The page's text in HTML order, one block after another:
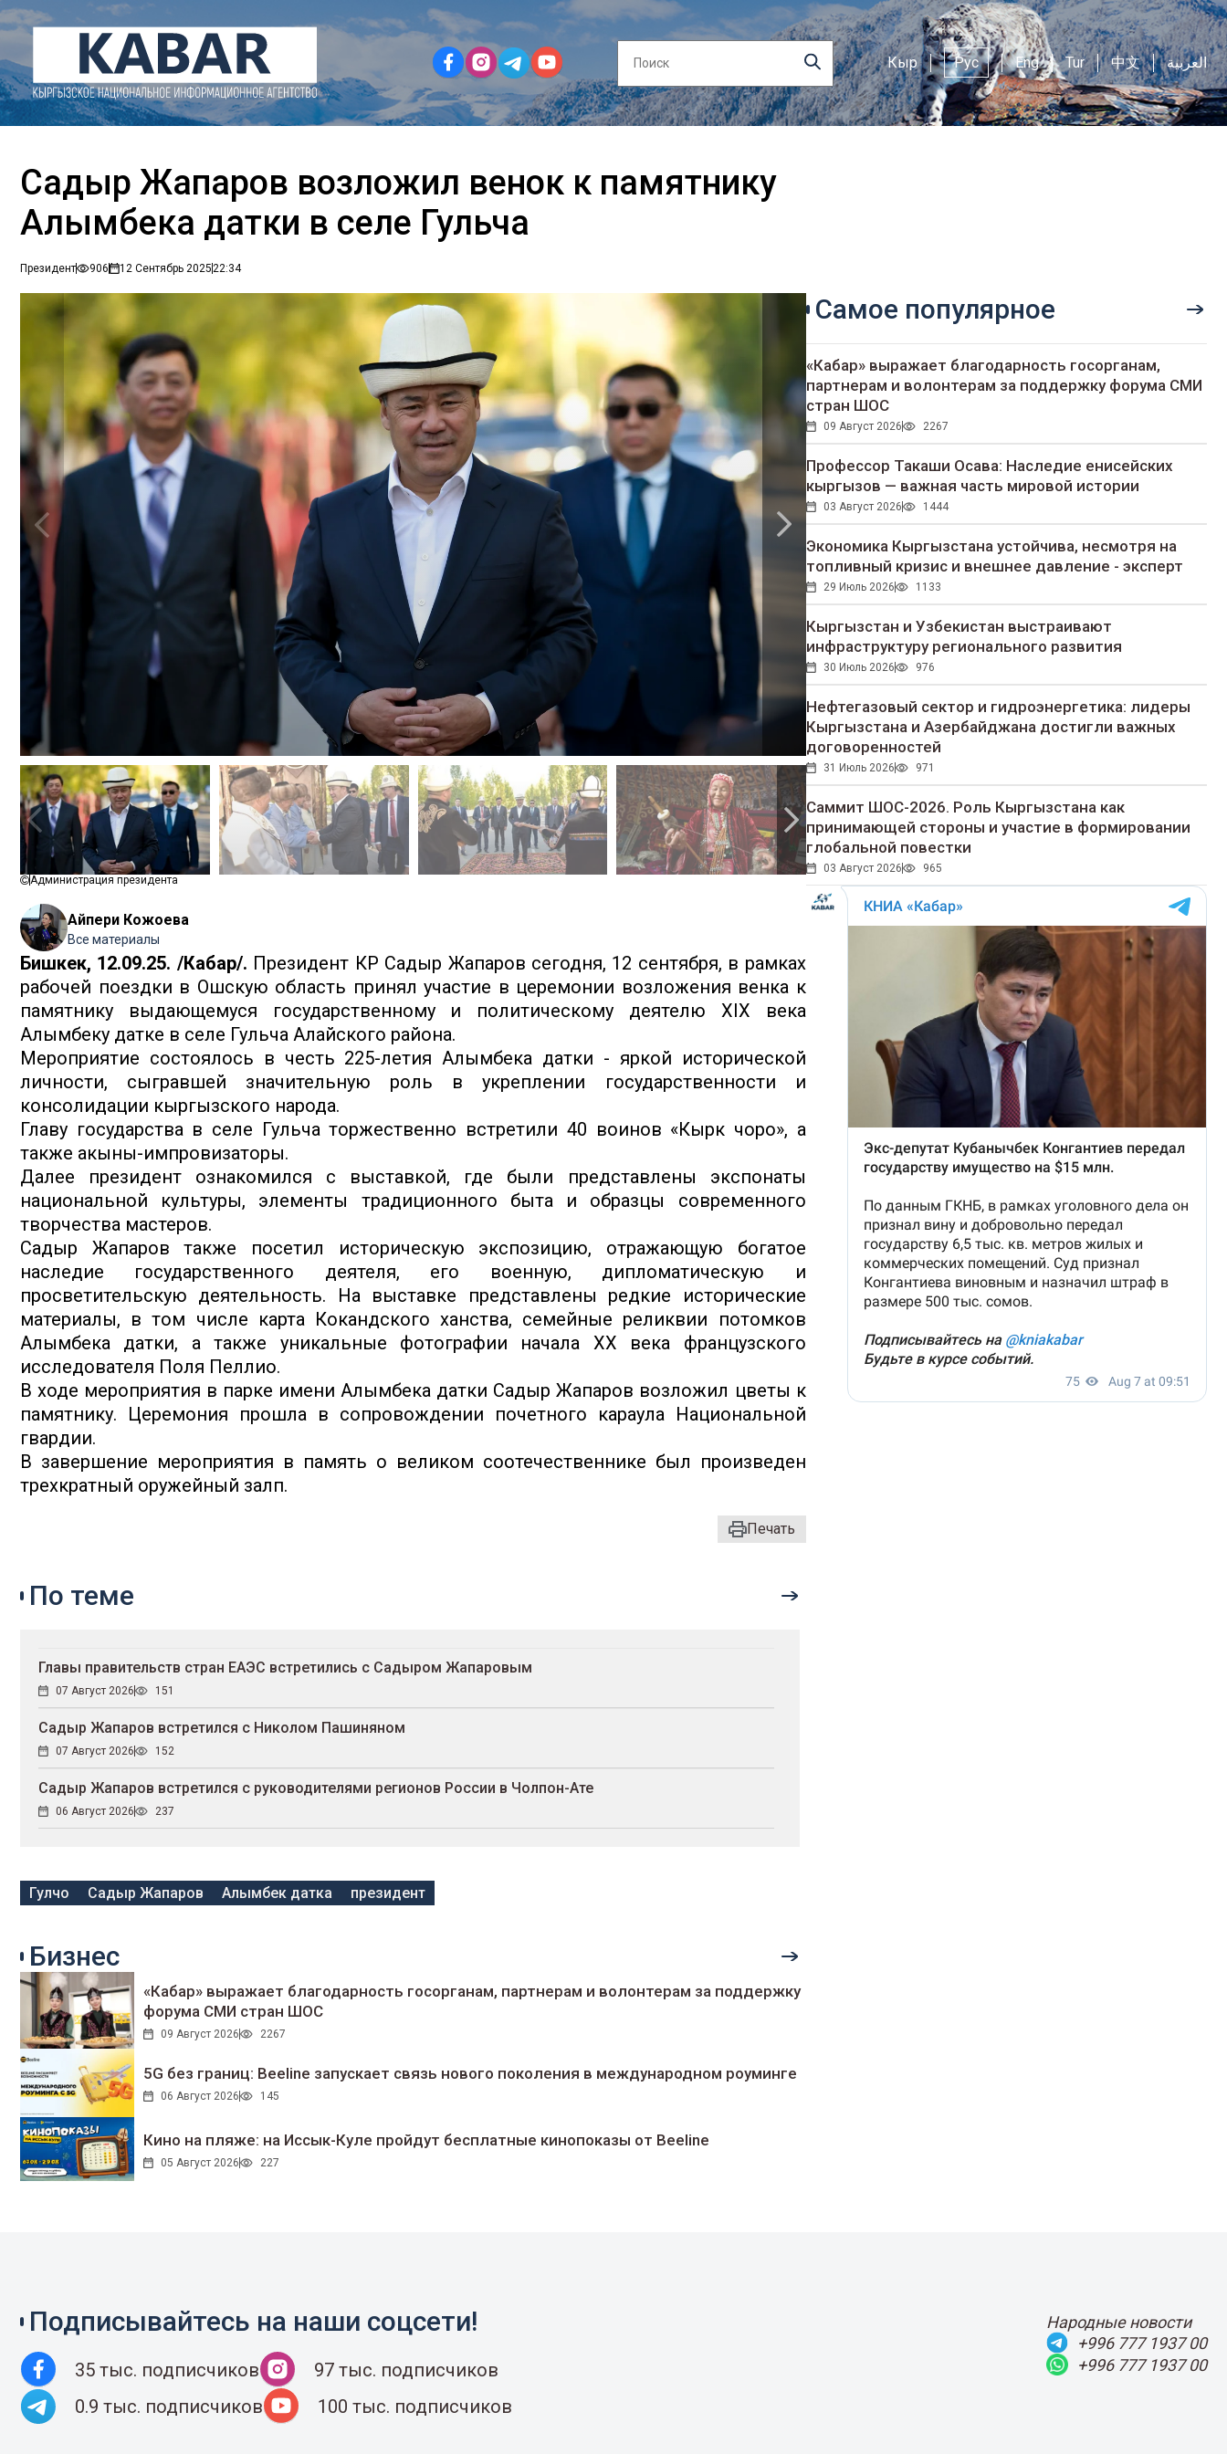
Кыр Рус Eng Tur 中文 العربية
Садыр Жапаров возложил венок к памятнику
Алымбека датки в селе Гульча
Президент 906 12 Сентябрь 202522:34
Администрация президента
Айпери Кожоева
Все материалы
Бишкек, 12.09.25. /Кабар/. Президент КР Садыр Жапаров сегодня, 12 сентября, в рамках
рабочей поездки в Ошскую область принял участие в церемонии возложения венка к
памятнику выдающемуся государственному и политическому деятелю XIX века
Алымбеку датке в селе Гульча Алайского района.
Мероприятие состоялось в честь 225-летия Алымбека датки - яркой исторической
личности, сыгравшей значительную роль в укреплении государственности и
консолидации кыргызского народа.
Главу государства в селе Гульча торжественно встретили 40 воинов «Кырк чоро», а
также акыны-импровизаторы.
Далее президент ознакомился с выставкой, где были представлены экспонаты
национальной культуры, элементы традиционного быта и образцы современного
творчества мастеров.
Садыр Жапаров также посетил историческую экспозицию, отражающую богатое
наследие государственного деятеля, его военную, дипломатическую и
просветительскую деятельность. На выставке представлены редкие исторические
материалы, в том числе карта Кокандского ханства, семейные реликвии потомков
Алымбека датки, а также уникальные фотографии начала XX века французского
исследователя Поля Пеллио.
В ходе мероприятия в парке имени Алымбека датки Садыр Жапаров возложил цветы к
памятнику. Церемония прошла в сопровождении почетного караула Национальной
гвардии.
В завершение мероприятия в память о великом соотечественнике был произведен
трехкратный оружейный залп.
Печать
Самое популярное
«Кабар» выражает благодарность госорганам,
партнерам и волонтерам за поддержку форума СМИ
стран ШОС
09 Август 2026 2267
Профессор Такаши Осава: Наследие енисейских
кыргызов — важная часть мировой истории
03 Август 2026 1444
Экономика Кыргызстана устойчива, несмотря на
топливный кризис и внешнее давление - эксперт
29 Июль 2026 1133
Кыргызстан и Узбекистан выстраивают
инфраструктуру регионального развития
30 Июль 2026 976
Нефтегазовый сектор и гидроэнергетика: лидеры
Кыргызстана и Азербайджана достигли важных
договоренностей
31 Июль 2026 971
Саммит ШОС-2026. Роль Кыргызстана как
принимающей стороны и участие в формировании
глобальной повестки
03 Август 2026 965
По теме
Главы правительств стран ЕАЭС встретились с Садыром Жапаровым
07 Август 2026 151
Садыр Жапаров встретился с Николом Пашиняном
07 Август 2026 152
Садыр Жапаров встретился с руководителями регионов России в Чолпон-Ате
06 Август 2026 237
Гулчо Садыр Жапаров Алымбек датка президент
Бизнес
«Кабар» выражает благодарность госорганам, партнерам и волонтерам за поддержку
форума СМИ стран ШОС
09 Август 2026 2267
5G без границ: Beeline запускает связь нового поколения в международном роуминге
06 Август 2026 145
Кино на пляже: на Иссык-Куле пройдут беcплатные кинопоказы от Beeline
05 Август 2026 227
Подписывайтесь на наши соцсети!
35 тыс. подписчиков
97 тыс. подписчиков
0.9 тыс. подписчиков
100 тыс. подписчиков
Народные новости
+996 777 1937 00
+996 777 1937 00